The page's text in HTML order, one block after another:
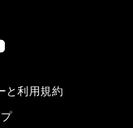
と利用規約